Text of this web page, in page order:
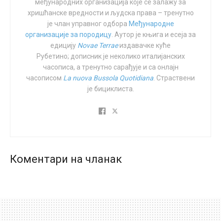
спорта“, додајући: „Одлуке су увек тешке када
укључују сукобљене потребе и права између
различитих група, али ми и даље верујемо да морамо
да одржимо правичност за спортисткиње у односу на
све остале факторе.“ Међутим, рекао је да ствар није
затворена и да ће светска атлетика бити „вођена
науком о физичким перформансама и мушкој
предности која ће се неизбежно развијати у наредних
неколико година. Како буде доступно више доказа,
Светска атлетска организација основаће радну групу
трансродним спортистима о њиховим ставовима о
учешћу у атлетици, прегледати постојећа
међународних организација које се залажу за
хришћанске вредности и људска права – тренутно
је члан управног одбора Међународне
организације за породицу. Аутор је књига и есеја за
едицију Novae Terraeиздавачке куће
Рубетино; дописник је неколико италијанских
часописа, а тренутно сарађује и са онлајн
часописом La nuova Bussola Quotidiana. Страствени
је бициклиста.
Коментари на чланак